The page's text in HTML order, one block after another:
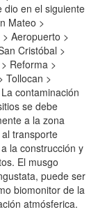
dio en el siguiente
Mateo >
Aeropuerto >
Cristóbal >
Reforma >
Tollocan >
contaminación
se debe
a la zona
transporte
la construcción y
El musgo
puede ser
biomonitor de la
atmósferica.